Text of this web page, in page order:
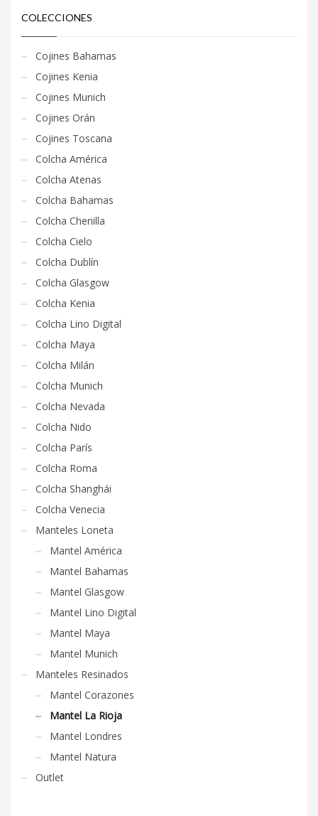
COLECCIONES
Cojines Bahamas
Cojines Kenia
Cojines Munich
Cojines Orán
Cojines Toscana
Colcha América
Colcha Atenas
Colcha Bahamas
Colcha Chenilla
Colcha Cielo
Colcha Dublín
Colcha Glasgow
Colcha Kenia
Colcha Lino Digital
Colcha Maya
Colcha Milán
Colcha Munich
Colcha Nevada
Colcha Nido
Colcha París
Colcha Roma
Colcha Shanghái
Colcha Venecia
Manteles Loneta
Mantel América
Mantel Bahamas
Mantel Glasgow
Mantel Lino Digital
Mantel Maya
Mantel Munich
Manteles Resinados
Mantel Corazones
Mantel La Rioja
Mantel Londres
Mantel Natura
Outlet